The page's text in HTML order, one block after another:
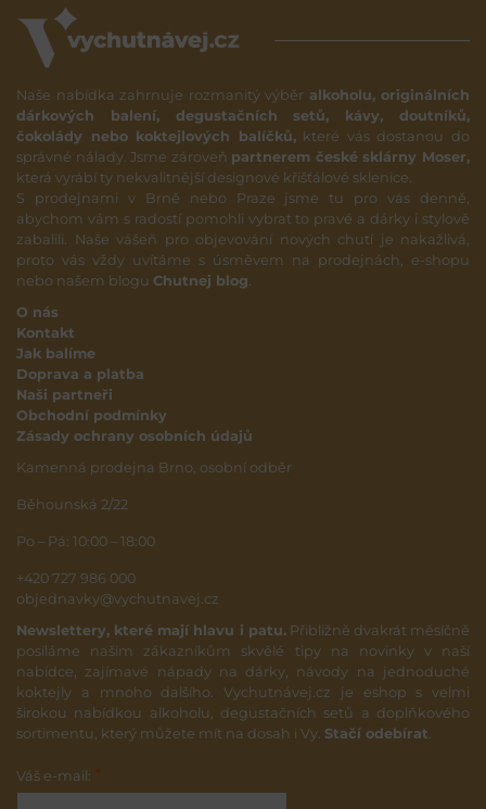
Naše nabídka zahrnuje rozmanitý výběr alkoholu, originálních
dárkových balení, degustačních setů, kávy, doutníků,
čokolády nebo koktejlových balíčků,které vás dostanou do
správné nálady. Jsme zároveň partnerem české sklárny Moser,
která vyrábí ty nekvalitnější designové křišťálové sklenice.
S prodejnami v Brně nebo Praze jsme tu pro vás denně,
abychom vám s radostí pomohli vybrat to pravé a dárky i stylově
zabalili. Naše vášeň pro objevování nových chutí je nakažlivá,
proto vás vždy uvítáme s úsměvem na prodejnách, e-shopu
nebo našem blogu Chutnej blog.
O nás
Kontakt
Jak balíme
Doprava a platba
Naši partneři
Obchodní podmínky
Zásady ochrany osobních údajů
Kamenná prodejna Brno, osobní odběr
Běhounská 2/22
Po – Pá: 10:00 – 18:00
+420 727 986 000
objednavky@vychutnavej.cz
Newslettery, které mají hlavu i patu.Přibližně dvakrát měsíčně
posíláme našim zákazníkům skvělé tipy na novinky v naší
nabídce, zajímavé nápady na dárky, návody na jednoduché
koktejly a mnoho dalšího. Vychutnávej.cz je eshop s velmi
širokou nabídkou alkoholu, degustačních setů a doplňkového
sortimentu, který můžete mít na dosah i Vy. Stačí odebírat.
Váš e-mail: